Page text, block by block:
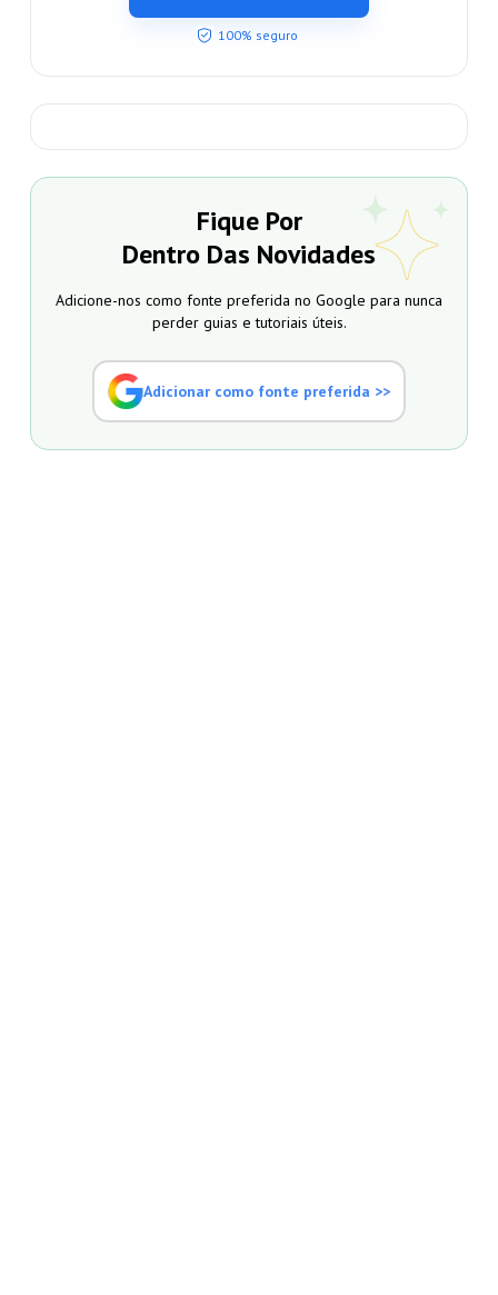
100% seguro
Fique Por
Dentro Das Novidades
Adicione-nos como fonte preferida no Google para nunca
perder guias e tutoriais úteis.
Adicionar como fonte preferida >>